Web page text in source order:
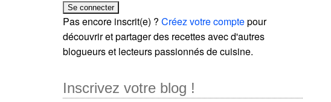
Pas encore inscrit(e) ?Créez votre comptepour
découvrir et partager des recettes avec d'autres
blogueurs et lecteurs passionnés de cuisine.
Inscrivez votre blog !